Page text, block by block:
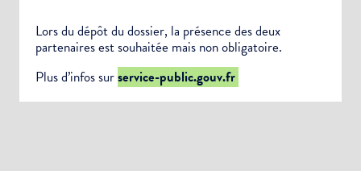
Lors du dépôt du dossier, la présence des deux
partenaires est souhaitée mais non obligatoire.
Plus d’infos surservice-public.gouv.fr